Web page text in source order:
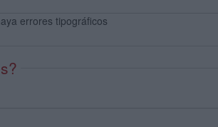
errores tipográficos